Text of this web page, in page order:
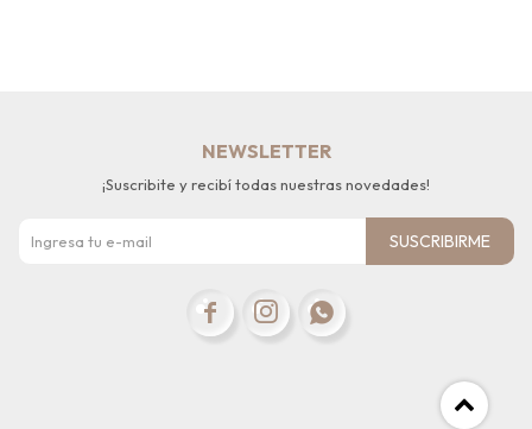
NEWSLETTER
¡Suscribite y recibí todas nuestras novedades!
SUSCRIBIRME
  